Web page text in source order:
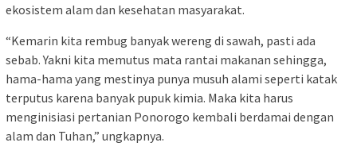
ekosistem alam dan kesehatan masyarakat.
“Kemarin kita rembug banyak wereng di sawah, pasti ada
sebab. Yakni kita memutus mata rantai makanan sehingga,
hama-hama yang mestinya punya musuh alami seperti katak
terputus karena banyak pupuk kimia. Maka kita harus
menginisiasi pertanian Ponorogo kembali berdamai dengan
alam dan Tuhan,” ungkapnya.